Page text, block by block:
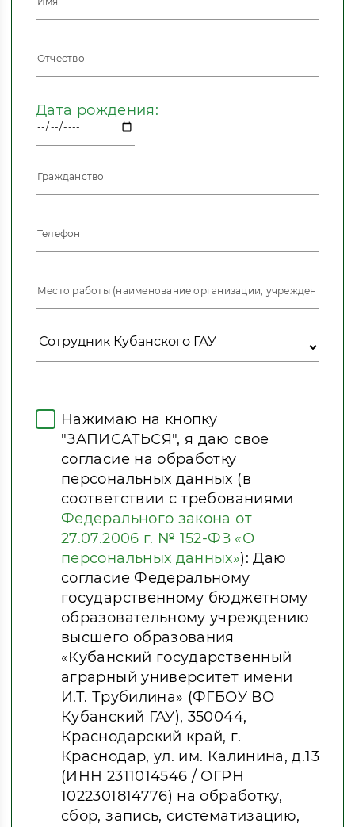
Дата рождения:
Нажимаю на кнопку
"ЗАПИСАТЬСЯ", я даю свое
согласие на обработку
персональных данных (в
соответствии с требованиями
Федерального закона от
27.07.2006 г. № 152-ФЗ «О
персональных данных»): Даю
согласие Федеральному
государственному бюджетному
образовательному учреждению
высшего образования
«Кубанский государственный
аграрный университет имени
И.Т. Трубилина» (ФГБОУ ВО
Кубанский ГАУ), 350044,
Краснодарский край, г.
Краснодар, ул. им. Калинина, д.13
(ИНН 2311014546 / ОГРН
1022301814776) на обработку,
сбор, запись, систематизацию,